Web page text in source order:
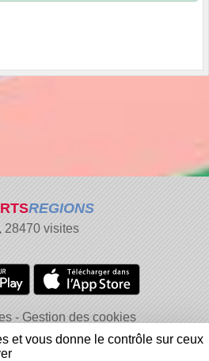
REGIONS
28470visites
Gestion des cookies
Signaler un contenu inapproprié
et vous donne le contrôle sur ceux